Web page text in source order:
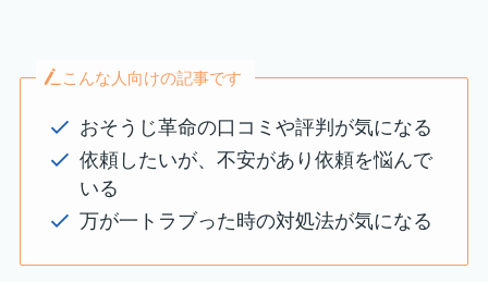
こんな人向けの記事です
おそうじ革命の口コミや評判が気になる
依頼したいが、不安があり依頼を悩んで
いる
万が一トラブった時の対処法が気になる